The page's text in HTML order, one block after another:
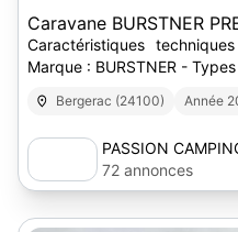
Caravane BURSTNER
Caractéristiques
Marque : BURSTNER -
Bergerac (24100) Année
PASSION
72 annonces